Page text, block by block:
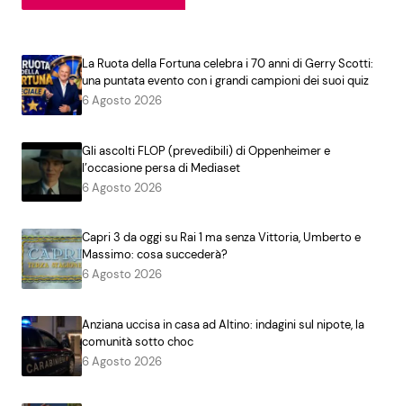
La Ruota della Fortuna celebra i 70 anni di Gerry Scotti:
una puntata evento con i grandi campioni dei suoi quiz
6 Agosto 2026
Gli ascolti FLOP (prevedibili) di Oppenheimer e
l’occasione persa di Mediaset
6 Agosto 2026
Capri 3 da oggi su Rai 1 ma senza Vittoria, Umberto e
Massimo: cosa succederà?
6 Agosto 2026
Anziana uccisa in casa ad Altino: indagini sul nipote, la
comunità sotto choc
6 Agosto 2026